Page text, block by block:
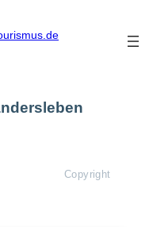
Copyright